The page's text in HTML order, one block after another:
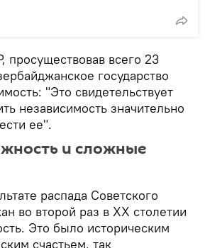
всего 23
государство
"Это свидетельствует
независимость значительно
ее".
и сложные
распада Советского
во второй раз в ХХ столетии
Это было историческим
счастьем, так